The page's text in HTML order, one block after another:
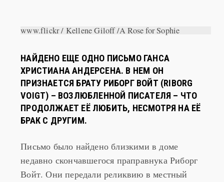
НАЙДЕНО ЕЩЕ ОДНО ПИСЬМО ГАНСА
ХРИСТИАНА АНДЕРСЕНА. В НЕМ ОН
ПРИЗНАЕТСЯ БРАТУ РИБОРГ ВОЙТ (RIBORG
VOIGT) – ВОЗЛЮБЛЕННОЙ ПИСАТЕЛЯ – ЧТО
ПРОДОЛЖАЕТ ЕЁ ЛЮБИТЬ, НЕСМОТРЯ НА ЕЁ
Письмо было найдено близкими в доме
недавно скончавшегося праправнука Риборг